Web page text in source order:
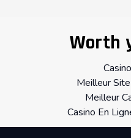
Worth
Meilleur
Meilleur
Casino En